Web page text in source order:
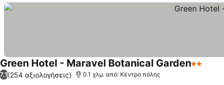
Green Hotel - Maravel Botanical Garden2 Αστέρια
7,1(254 αξιολογήσεις) 0.1 χλμ. από: Κέντρο πόλης